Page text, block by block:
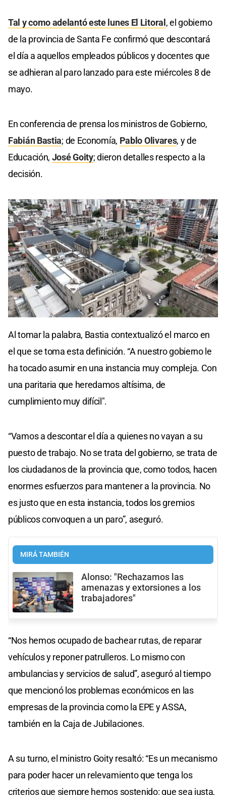
Tal y como adelantó este lunes El Litoral, el gobierno
de la provincia de Santa Fe confirmó que descontará
el día a aquellos empleados públicos y docentes que
se adhieran al paro lanzado para este miércoles 8 de
mayo.
En conferencia de prensa los ministros de Gobierno,
Fabián Bastia; de Economía, Pablo Olivares, y de
Educación, José Goity; dieron detalles respecto a la
decisión.
of
seconds
Al tomar la palabra, Bastia contextualizó el marco en
el que se toma esta definición. “A nuestro gobierno le
ha tocado asumir en una instancia muy compleja. Con
una paritaria que heredamos altísima, de
cumplimiento muy difícil".
“Vamos a descontar el día a quienes no vayan a su
puesto de trabajo. No se trata del gobierno, se trata de
los ciudadanos de la provincia que, como todos, hacen
enormes esfuerzos para mantener a la provincia. No
es justo que en esta instancia, todos los gremios
públicos convoquen a un paro”, aseguró.
MIRÁ TAMBIÉN
Alonso: "Rechazamos las
amenazas y extorsiones a los
trabajadores"
“Nos hemos ocupado de bachear rutas, de reparar
vehículos y reponer patrulleros. Lo mismo con
ambulancias y servicios de salud”, aseguró al tiempo
que mencionó los problemas económicos en las
empresas de la provincia como la EPE y ASSA,
también en la Caja de Jubilaciones.
A su turno, el ministro Goity resaltó: “Es un mecanismo
para poder hacer un relevamiento que tenga los
criterios que siempre hemos sostenido: que sea justa,